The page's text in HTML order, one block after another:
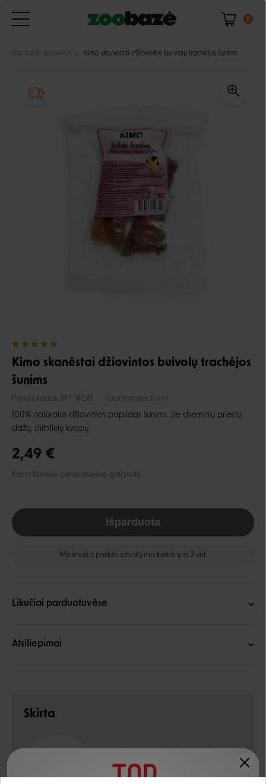
0
Natūralūs skanėstai Kimo skanėstai džiovintos buivolų trachėjos šunims
Kimo skanėstai džiovintos buivolų trachėjos
šunims
Prekės kodas: MP-SKEA1 Gamintojas: Kimo
100% natūralus džiovintas papildas šunims. Be cheminių priedų,
dažų, dirbtinių kvapų.
2,49 €
Kaina fizinėse parduotuvėse gali skirtis.
Išparduota
Minimalus prekės užsakymo kiekis yra 3 vnt.
Likučiai parduotuvėse
Atsiliepimai
Skirta
JAUTIENA